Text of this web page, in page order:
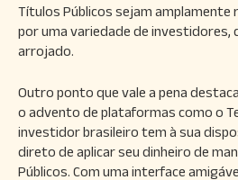
Títulos Públicos sejam
por uma variedade de investidores,
arrojado.
Outro ponto que vale a pena
o advento de plataformas como o
investidor brasileiro tem à sua
direto de aplicar seu dinheiro de
Públicos. Com uma interface